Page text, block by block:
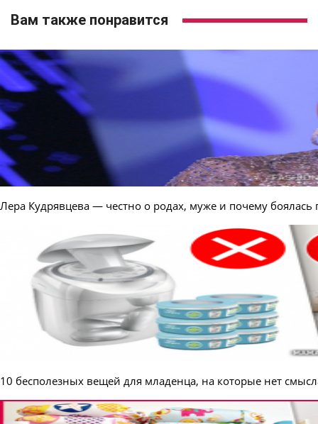
Вам также понравится
Лера Кудрявцева — честно о родах, муже и почему
10 бесполезных вещей для младенца, на которые нет